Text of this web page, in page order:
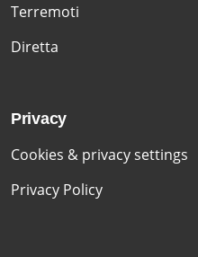
Terremoti
Diretta
Privacy
Cookies & privacy settings
Privacy Policy